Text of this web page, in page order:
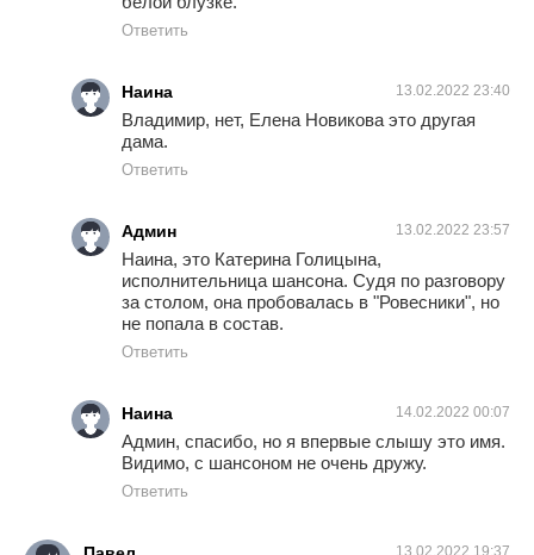
Ответить
Наина 13.02.2022 23:40
Владимир, нет, Елена Новикова это другая
дама.
Ответить
Админ 13.02.2022 23:57
Наина, это Катерина Голицына,
исполнительница шансона. Судя по разговору
за столом, она пробовалась в "Ровесники", но
не попала в состав.
Ответить
Наина 14.02.2022 00:07
Админ, спасибо, но я впервые слышу это имя.
Видимо, с шансоном не очень дружу.
Ответить
13.02.2022 19:37